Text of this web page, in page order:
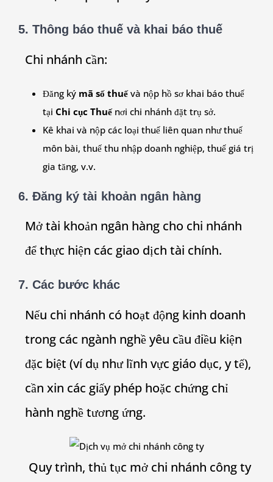
5. Thông báo thuế và khai báo thuế
Chi nhánh cần:
Đăng ký mã số thuếvà nộp hồ sơ khai báo thuế
tại Chi cục Thuếnơi chi nhánh đặt trụ sở.
Kê khai và nộp các loại thuế liên quan như thuế
môn bài, thuế thu nhập doanh nghiệp, thuế giá trị
gia tăng, v.v.
6. Đăng ký tài khoản ngân hàng
Mở tài khoản ngân hàng cho chi nhánh
để thực hiện các giao dịch tài chính.
7. Các bước khác
Nếu chi nhánh có hoạt động kinh doanh
trong các ngành nghề yêu cầu điều kiện
đặc biệt (ví dụ như lĩnh vực giáo dục, y tế),
cần xin các giấy phép hoặc chứng chỉ
hành nghề tương ứng.
Quy trình, thủ tục mở chi nhánh công ty